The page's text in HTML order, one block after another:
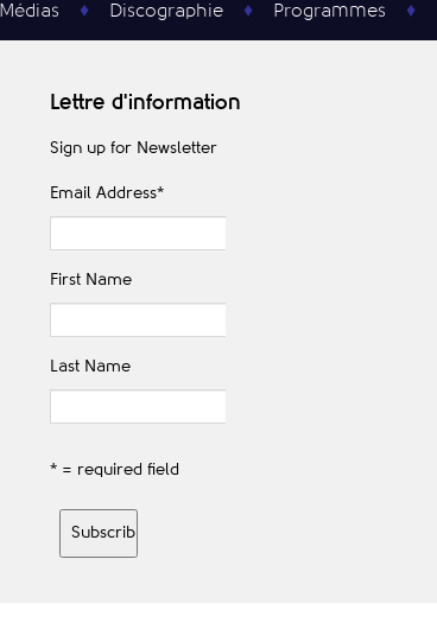
Médias Discographie Programmes
Lettre d'information
Sign up for Newsletter
Email Address*
First Name
Last Name
* = required field